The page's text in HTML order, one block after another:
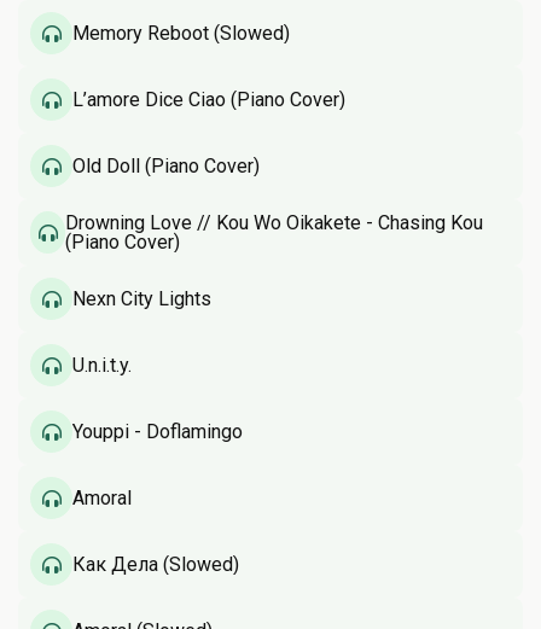
Memory Reboot (Slowed)
L’amore Dice Ciao (Piano Cover)
Old Doll (Piano Cover)
Drowning Love // Kou Wo Oikakete - Chasing Kou
(Piano Cover)
Nexn City Lights
U.n.i.t.y.
Youppi - Doflamingo
Amoral
Как Дела (Slowed)